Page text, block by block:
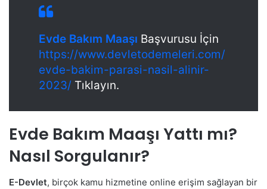
Evde Bakım Maaşı Başvurusu İçin
https://www.devletodemeleri.com/
evde-bakim-parasi-nasil-alinir-
2023/ Tıklayın.
Evde Bakım Maaşı Yattı mı?
Nasıl Sorgulanır?
E-Devlet, birçok kamu hizmetine online erişim sağlayan bir